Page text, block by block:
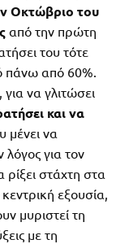
Οκτώβριο του
από την πρώτη
του τότε
πάνω από 60%.
να γλιτώσει
και να
μένει να
λόγος για τον
στάχτη στα
εξουσία,
μυριστεί τη
με τη